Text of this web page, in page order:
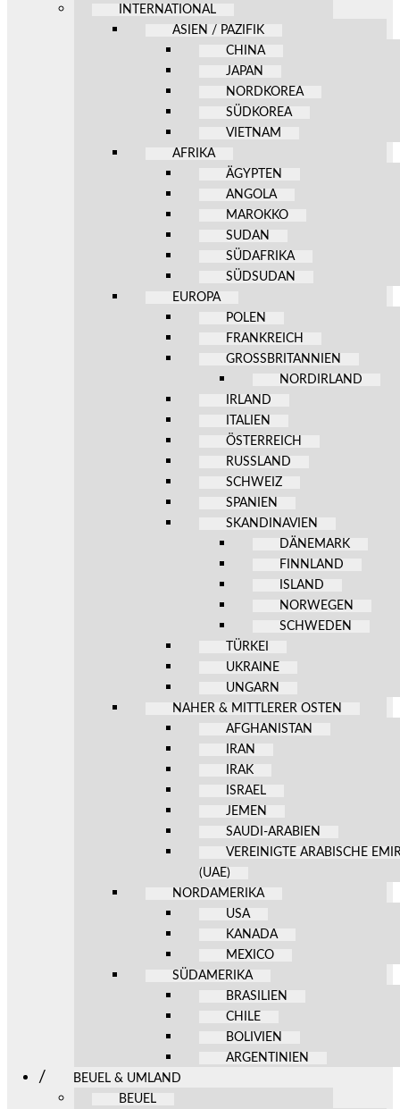
INTERNATIONAL
ASIEN / PAZIFIK
CHINA
JAPAN
NORDKOREA
SÜDKOREA
VIETNAM
AFRIKA
ÄGYPTEN
ANGOLA
MAROKKO
SUDAN
SÜDAFRIKA
SÜDSUDAN
EUROPA
POLEN
FRANKREICH
GROSSBRITANNIEN
NORDIRLAND
IRLAND
ITALIEN
ÖSTERREICH
RUSSLAND
SCHWEIZ
SPANIEN
SKANDINAVIEN
DÄNEMARK
FINNLAND
ISLAND
NORWEGEN
SCHWEDEN
TÜRKEI
UKRAINE
UNGARN
NAHER & MITTLERER OSTEN
AFGHANISTAN
IRAN
IRAK
ISRAEL
JEMEN
SAUDI-ARABIEN
VEREINIGTE ARABISCHE
(UAE)
NORDAMERIKA
USA
KANADA
MEXICO
SÜDAMERIKA
BRASILIEN
CHILE
BOLIVIEN
ARGENTINIEN
BEUEL & UMLAND
BEUEL